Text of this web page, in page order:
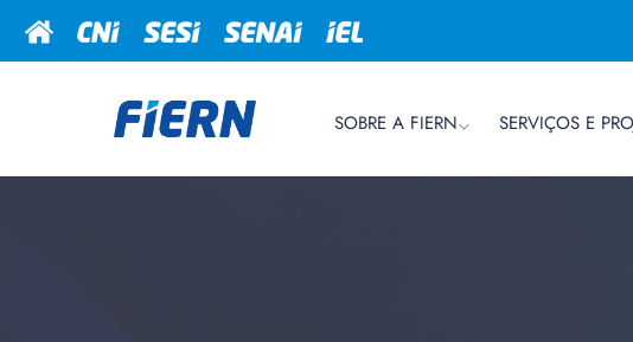
SOBRE A FIERN SERVIÇOS E